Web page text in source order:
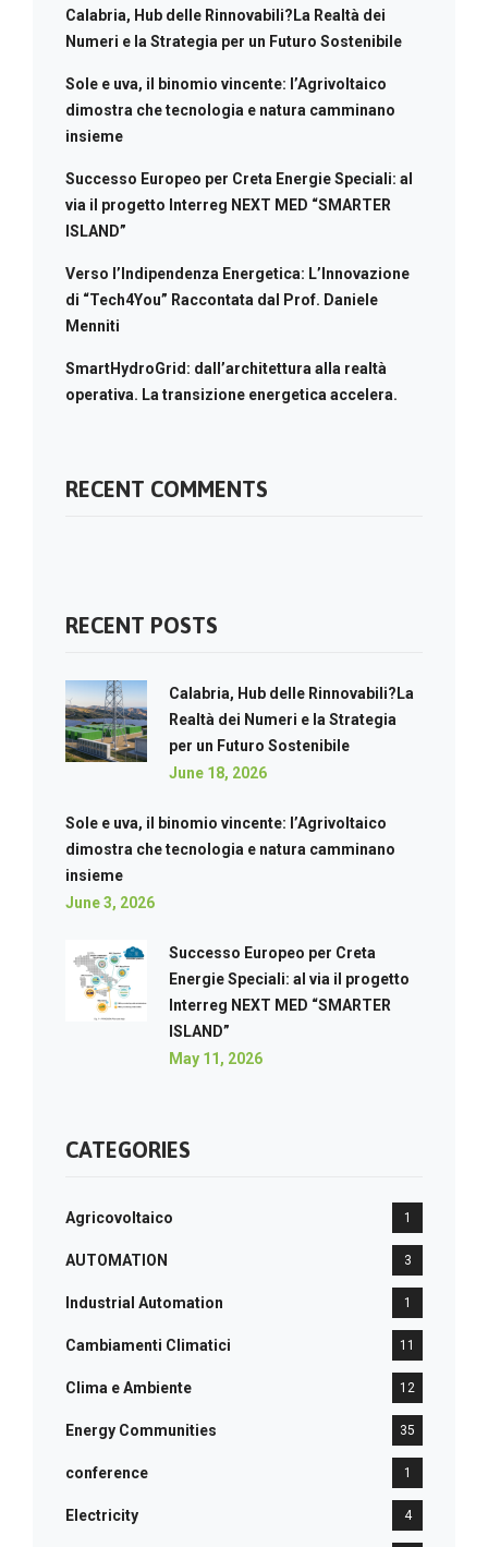
Calabria, Hub delle Rinnovabili?La Realtà dei
Numeri e la Strategia per un Futuro Sostenibile
Sole e uva, il binomio vincente: l’Agrivoltaico
dimostra che tecnologia e natura camminano
insieme
Successo Europeo per Creta Energie Speciali: al
via il progetto Interreg NEXT MED “SMARTER
ISLAND”
Verso l’Indipendenza Energetica: L’Innovazione
di “Tech4You” Raccontata dal Prof. Daniele
Menniti
SmartHydroGrid: dall’architettura alla realtà
operativa. La transizione energetica accelera.
RECENT COMMENTS
RECENT POSTS
Calabria, Hub delle Rinnovabili?La
Realtà dei Numeri e la Strategia
per un Futuro Sostenibile
June 18, 2026
Sole e uva, il binomio vincente: l’Agrivoltaico
dimostra che tecnologia e natura camminano
insieme
June 3, 2026
Successo Europeo per Creta
Energie Speciali: al via il progetto
Interreg NEXT MED “SMARTER
ISLAND”
May 11, 2026
CATEGORIES
Agricovoltaico 1
AUTOMATION 3
Industrial Automation 1
Cambiamenti Climatici 11
Clima e Ambiente 12
Energy Communities 35
conference 1
Electricity 4